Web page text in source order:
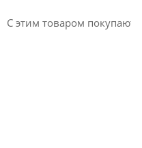
С этим товаром покупают